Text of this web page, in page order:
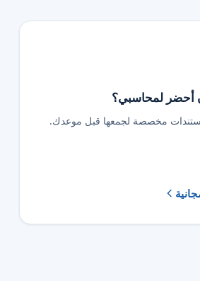
أحضر لمحاسبي؟
مخصصة لجمعها قبل موعدك.